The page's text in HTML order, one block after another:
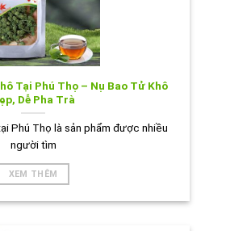
Tại Phú Thọ – Nụ Bao Tử Khô
Dễ Pha Trà
Phú Thọ là sản phẩm được nhiều
người tìm
XEM THÊM